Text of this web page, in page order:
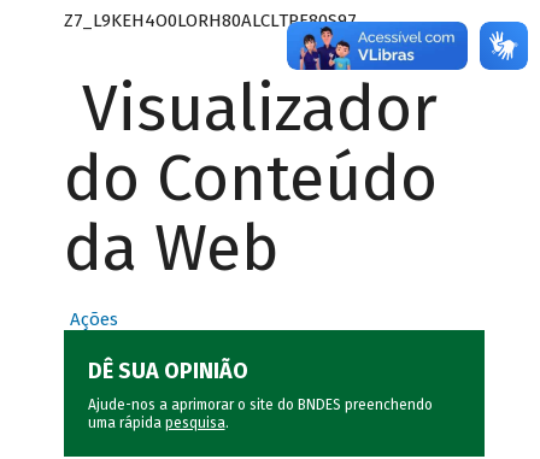
Z7_L9KEH4O0LORH80ALCLTPF80S97
Visualizador
do Conteúdo
da Web
Ações
DÊ SUA OPINIÃO
Ajude-nos a aprimorar o site do BNDES preenchendo
uma rápida pesquisa.